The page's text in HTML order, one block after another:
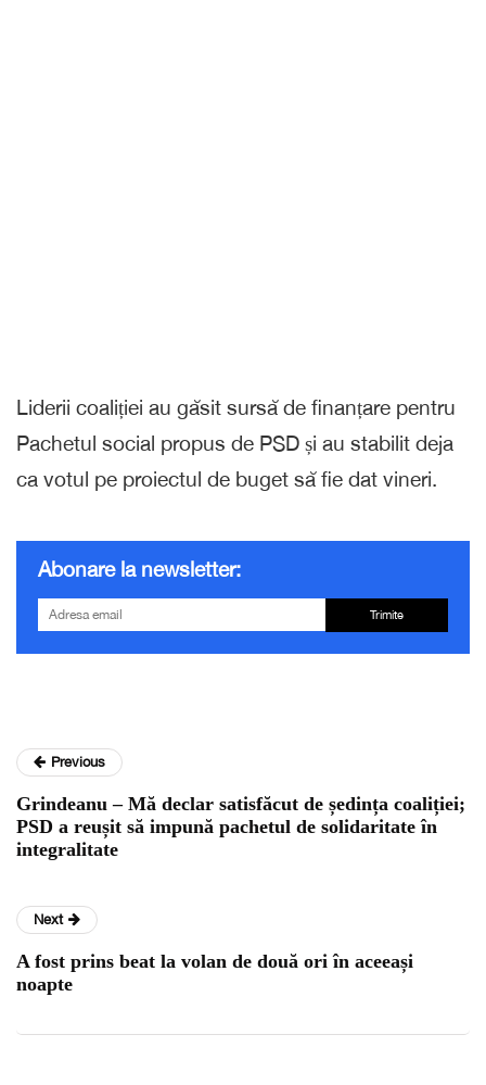
Liderii coaliției au găsit sursă de finanțare pentru
Pachetul social propus de PSD și au stabilit deja
ca votul pe proiectul de buget să fie dat vineri.
Abonare la newsletter:
Trimite
Previous
Grindeanu – Mă declar satisfăcut de ședința coaliției;
PSD a reușit să impună pachetul de solidaritate în
integralitate
Next
A fost prins beat la volan de două ori în aceeași
noapte